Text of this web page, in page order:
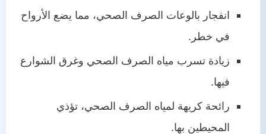
انفجار بالوعات الصرف الصحي، مما يضع الأرواح
في خطر.
زيادة تسرب مياه الصرف الصحي وغرق الشوارع
فيها.
رائحة كريهة لمياه الصرف الصحي، تؤذي
المحيطين بها.